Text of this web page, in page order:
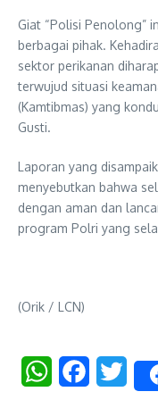
​Giat “Polisi Penolong”
berbagai pihak.
sektor perikanan
terwujud situasi
(Kamtibmas) yang
Gusti.
​Laporan yang
menyebutkan bahwa
dengan aman dan
program Polri yang
(Orik / LCN)
WhatsAppFacebook